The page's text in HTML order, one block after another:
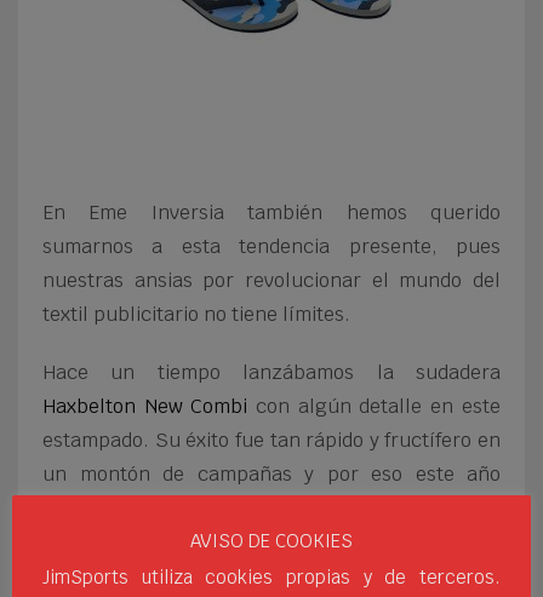
En Eme Inversia también hemos querido
sumarnos a esta tendencia presente, pues
nuestras ansias por revolucionar el mundo del
textil publicitario no tiene límites.
Hace un tiempo lanzábamos la sudadera
Haxbelton New Combi con algún detalle en este
estampado. Su éxito fue tan rápido y fructífero en
un montón de campañas y por eso este año
con la que dejarás huella en todas tus campañas
de publicidad. Presentamos así la nueva sudadera
AVISO DE COOKIES
JimSports utiliza cookies propias y de terceros.